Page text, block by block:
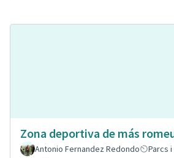
Zona deportiva de más
Antonio Fernandez Redondo
Parcs